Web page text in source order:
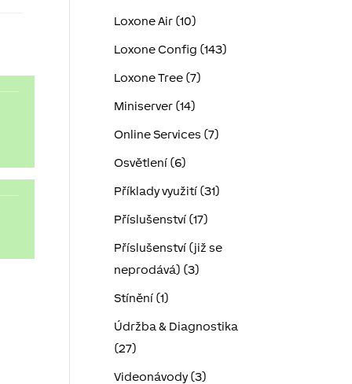
Loxone Air (10)
Loxone Config (143)
Loxone Tree (7)
Miniserver (14)
Online Services (7)
Osvětlení (6)
Příklady využití (31)
Příslušenství (17)
Příslušenství (již se
neprodává) (3)
Stínění (1)
Údržba & Diagnostika
(27)
Videonávody (3)